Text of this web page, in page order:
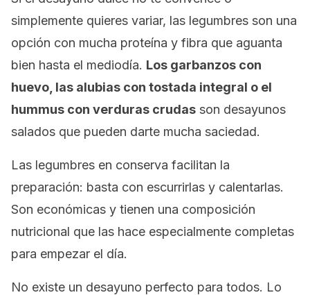
simplemente quieres variar, las legumbres son una
opción con mucha proteína y fibra que aguanta
bien hasta el mediodía. Los garbanzos con
huevo, las alubias con tostada integral o el
hummus con verduras crudas son desayunos
salados que pueden darte mucha saciedad.
Las legumbres en conserva facilitan la
preparación: basta con escurrirlas y calentarlas.
Son económicas y tienen una composición
nutricional que las hace especialmente completas
para empezar el día.
No existe un desayuno perfecto para todos. Lo